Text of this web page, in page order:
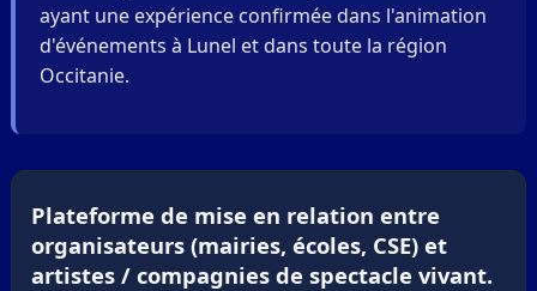
ayant une expérience confirmée dans l'animation
d'événements à Lunel et dans toute la région
Occitanie.
Plateforme de mise en relation entre
organisateurs (mairies, écoles, CSE) et
artistes / compagnies de spectacle vivant.